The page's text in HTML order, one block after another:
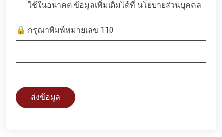
ใช้ในอนาคต ข้อมูลเพิ่มเติมได้ที่ นโยบายส่วนบุคคล
🔒 กรุณาพิมพ์หมายเลข 110
ส่งข้อมูล